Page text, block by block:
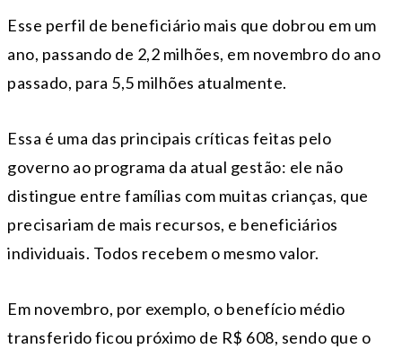
Esse perfil de beneficiário mais que dobrou em um
ano, passando de 2,2 milhões, em novembro do ano
passado, para 5,5 milhões atualmente.
Essa é uma das principais críticas feitas pelo
governo ao programa da atual gestão: ele não
distingue entre famílias com muitas crianças, que
precisariam de mais recursos, e beneficiários
individuais. Todos recebem o mesmo valor.
Em novembro, por exemplo, o benefício médio
transferido ficou próximo de R$ 608, sendo que o